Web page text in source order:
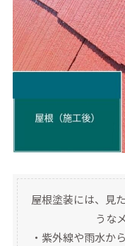
屋根塗装には、見
うな
・紫外線や雨水か